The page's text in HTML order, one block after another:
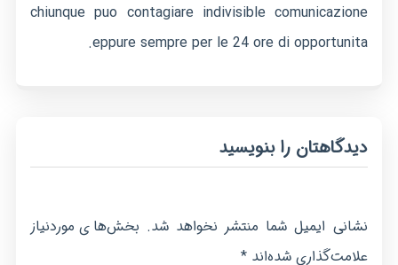
chiunque puo contagiare indivisible comunicazione
eppure sempre per le 24 ore di opportunita.
دیدگاهتان را بنویسید
نشانی ایمیل شما منتشر نخواهد شد. بخش‌های موردنیاز
علامت‌گذاری شده‌اند*